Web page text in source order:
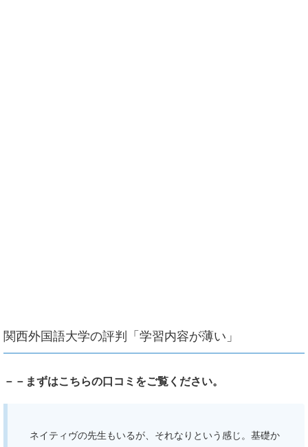
関西外国語大学の評判「学習内容が薄い」
－－まずはこちらの口コミをご覧ください。
ネイティヴの先生もいるが、それなりという感じ。基礎か